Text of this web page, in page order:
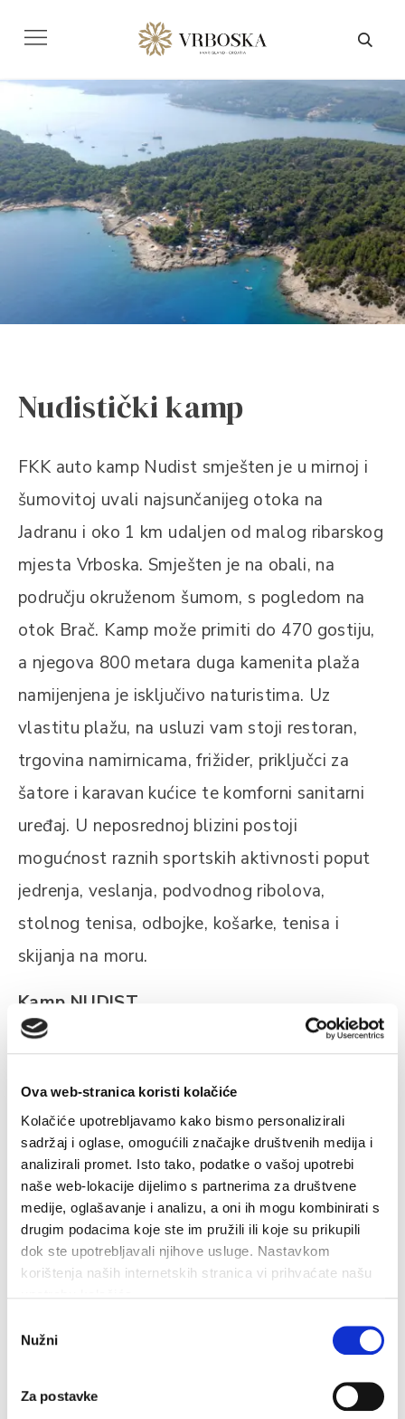
Ova web-stranica koristi kolačiće
Kolačiće upotrebljavamo kako bismo personalizirali
sadržaj i oglase, omogućili značajke društvenih medija i
analizirali promet. Isto tako, podatke o vašoj upotrebi
naše web-lokacije dijelimo s partnerima za društvene
medije, oglašavanje i analizu, a oni ih mogu kombinirati s
drugim podacima koje ste im pružili ili koje su prikupili
dok ste upotrebljavali njihove usluge. Nastavkom
korištenja naših internetskih stranica vi prihvaćate našu
pristanka
Nužni
Za postavke
Nudistički kamp
FKK auto kamp Nudist smješten je u mirnoj i
šumovitoj uvali najsunčanijeg otoka na
Jadranu i oko 1 km udaljen od malog ribarskog
mjesta Vrboska. Smješten je na obali, na
području okruženom šumom, s pogledom na
otok Brač. Kamp može primiti do 470 gostiju,
a njegova 800 metara duga kamenita plaža
namijenjena je isključivo naturistima. Uz
vlastitu plažu, na usluzi vam stoji restoran,
trgovina namirnicama, frižider, priključci za
šatore i karavan kućice te komforni sanitarni
uređaj. U neposrednoj blizini postoji
mogućnost raznih sportskih aktivnosti poput
jedrenja, veslanja, podvodnog ribolova,
stolnog tenisa, odbojke, košarke, tenisa i
skijanja na moru.
Kamp NUDIST
Vrboska 404
Informacije i rezrvacije:
Tel: +385 (0)21 774 034
Fax:+385 (0)21 774 159
e-mail:camp-nudist@jelkom.org
www.nudistcamp-vrboska.hr
+385 (0)91 261 1126